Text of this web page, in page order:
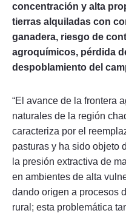
concentración y alta
tierras alquiladas con
ganadera, riesgo de
agroquímicos, pérdida
despoblamiento del
“El avance de la frontera
naturales de la región
caracteriza por el
pasturas y ha sido objeto
la presión extractiva de
en ambientes de alta
dando origen a procesos
rural; esta problemática